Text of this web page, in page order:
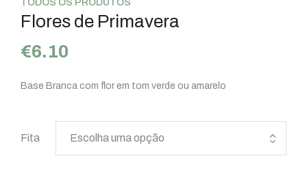
TODOS OS PRODUTOS
Flores de Primavera
€6.10
Base Branca com flor em tom verde ou amarelo
Fita